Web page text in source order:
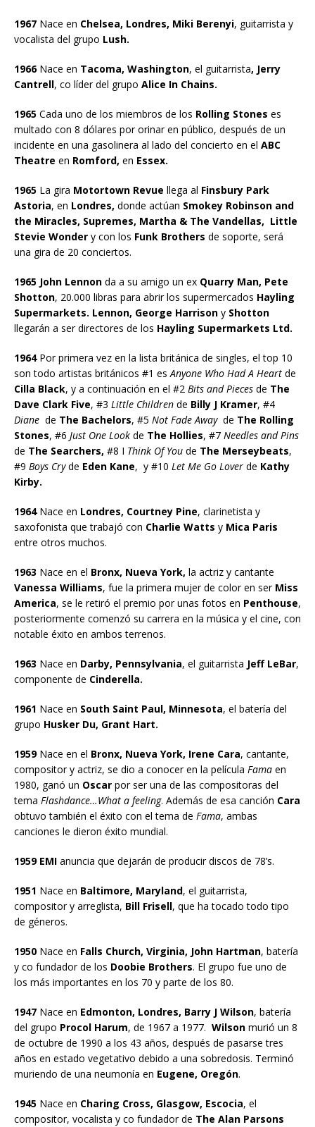
1967 Nace en Chelsea, Londres, Miki Berenyi, guitarrista y
vocalista del grupo Lush.
1966Nace en Tacoma, Washington, el guitarrista, Jerry
Cantrell, co líder del grupo Alice In Chains.
1965 Cada uno de los miembros de los Rolling Stones es
multado con 8 dólares por orinar en público, después de un
incidente en una gasolinera al lado del concierto en el ABC
Theatre en Romford, en Essex.
1965 La gira Motortown Revue llega al Finsbury Park
Astoria, en Londres, donde actúan Smokey Robinson and
the Miracles, Supremes, Martha & The Vandellas, Little
Stevie Wonder y con los Funk Brothers de soporte, será
una gira de 20 conciertos.
1965 John Lennon da a su amigo un ex Quarry Man, Pete
Shotton, 20.000 libras para abrir los supermercados Hayling
Supermarkets. Lennon, George Harrison y Shotton
llegarán a ser directores de los Hayling Supermarkets Ltd.
1964Por primera vez en la lista británica de singles, el top 10
son todo artistas británicos #1 esAnyone Who Had A Heart de
Cilla Black, y a continuación en el #2 Bits and Pieces de The
Dave Clark Five, #3 Little Children de Billy J Kramer, #4
Diane de The Bachelors, #5 Not Fade Away de The Rolling
Stones, #6 Just One Look de The Hollies, #7 Needles and Pins
de The Searchers, #8 I Think Of You de The Merseybeats,
#9 Boys Cryde Eden Kane, y #10 Let Me Go Lover de Kathy
Kirby.
1964Nace en Londres, Courtney Pine, clarinetista y
saxofonista que trabajó con Charlie Watts y Mica Paris
entre otros muchos.
1963 Nace en el Bronx, Nueva York, la actriz y cantante
Vanessa Williams, fue la primera mujer de color en serMiss
America, se le retiró el premio por unas fotos en Penthouse,
posteriormente comenzó su carrera en la música y el cine, con
notable éxito en ambos terrenos.
1963 Nace en Darby, Pennsylvania, el guitarrista Jeff LeBar,
componente de Cinderella.
1961 Nace en South Saint Paul, Minnesota, el batería del
grupo Husker Du, Grant Hart.
1959Nace en el Bronx, Nueva York, Irene Cara, cantante,
compositor y actriz, se dio a conocer en la película Fama en
1980, ganó un Oscar por ser una de las compositoras del
tema Flashdance…What a feeling. Además de esa canción Cara
obtuvo también el éxito con el tema de Fama, ambas
canciones le dieron éxito mundial.
1959 EMI anuncia que dejarán de producir discos de 78’s.
1951 Nace en Baltimore, Maryland, el guitarrista,
compositor y arreglista, Bill Frisell, que ha tocado todo tipo
de géneros.
1950 Nace en Falls Church, Virginia, John Hartman, batería
y co fundador de los Doobie Brothers. El grupo fue uno de
los más importantes en los 70 y parte de los 80.
1947 Nace en Edmonton, Londres, Barry J Wilson, batería
del grupo Procol Harum, de 1967 a 1977. Wilson murió un 8
de octubre de 1990 a los 43 años, después de pasarse tres
años en estado vegetativo debido a una sobredosis. Terminó
muriendo de una neumonía en Eugene, Oregón.
1945 Nace en Charing Cross, Glasgow, Escocia, el
compositor, vocalista y co fundador de The Alan Parsons